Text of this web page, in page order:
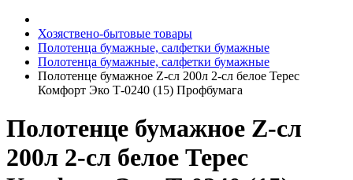
Хозяствено-бытовые товары
Полотенца бумажные, салфетки бумажные
Полотенца бумажные, салфетки бумажные
Полотенце бумажное Z-сл 200л 2-сл белое Терес
Комфорт Эко Т-0240 (15) Профбумага
Полотенце бумажное Z-сл
200л 2-сл белое Терес